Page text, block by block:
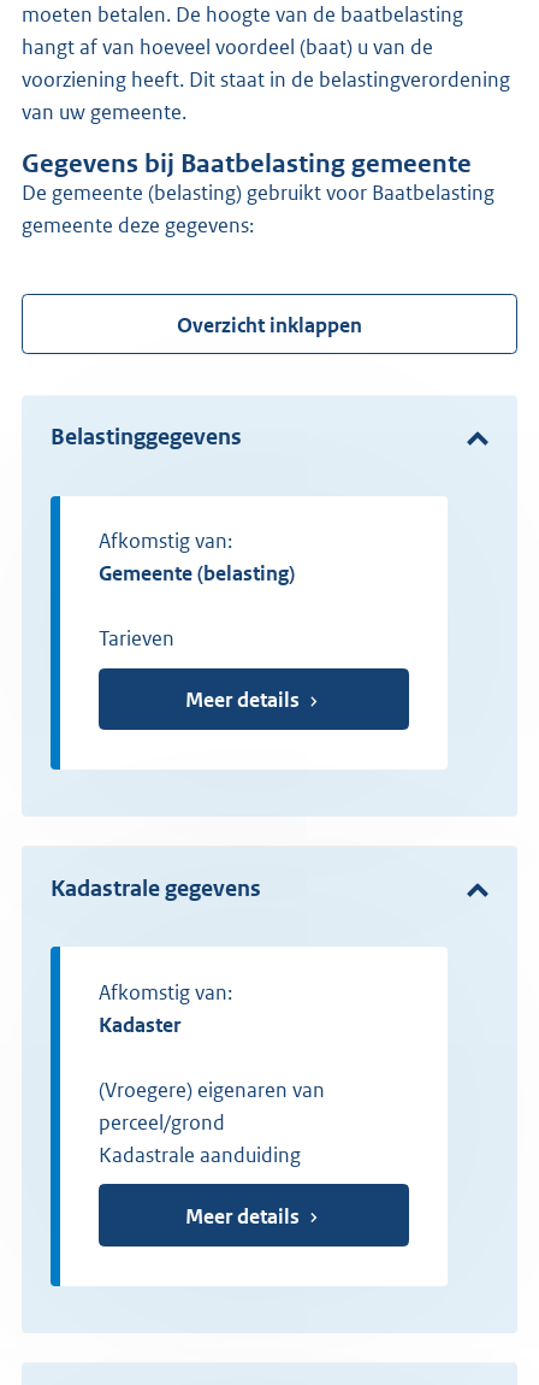
moeten betalen. De hoogte van de baatbelasting
hangt af van hoeveel voordeel (baat) u van de
voorziening heeft. Dit staat in de belastingverordening
van uw gemeente.
Gegevens bij Baatbelasting gemeente
de gemeente (belasting) gebruikt voor Baatbelasting
gemeente deze gegevens:
Overzicht inklappen
Belastinggegevens
Afkomstig van:
gemeente (belasting)
Tarieven
Meer details
Kadastrale gegevens
Afkomstig van:
Kadaster
(Vroegere) eigenaren van
perceel/grond
Kadastrale aanduiding
Meer details